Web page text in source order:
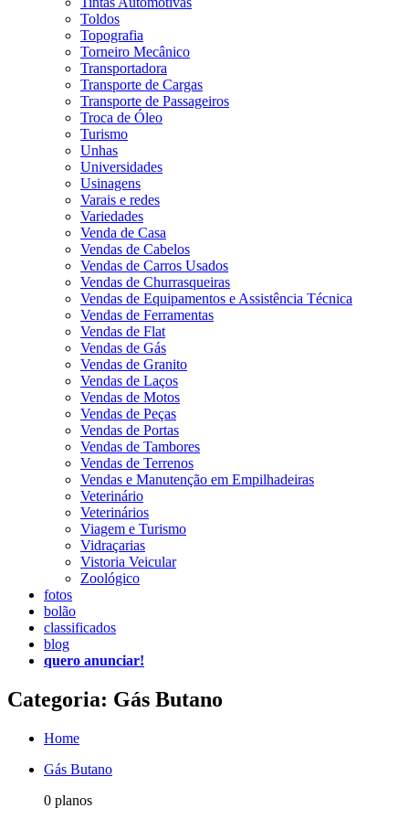
Toldos
Topografia
Torneiro Mecânico
Transportadora
Transporte de Cargas
Transporte de Passageiros
Troca de Óleo
Turismo
Unhas
Universidades
Usinagens
Varais e redes
Variedades
Venda de Casa
Vendas de Cabelos
Vendas de Carros Usados
Vendas de Churrasqueiras
Vendas de Equipamentos e Assistência Técnica
Vendas de Ferramentas
Vendas de Flat
Vendas de Gás
Vendas de Granito
Vendas de Laços
Vendas de Motos
Vendas de Peças
Vendas de Portas
Vendas de Tambores
Vendas de Terrenos
Vendas e Manutenção em Empilhadeiras
Veterinário
Veterinários
Viagem e Turismo
Vidraçarias
Vistoria Veicular
Zoológico
fotos
bolão
classificados
blog
quero anunciar!
Categoria: Gás Butano
Home
Gás Butano
0 planos